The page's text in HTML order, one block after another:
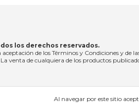
Al navegar por este sitio
los derechos reservados.
de los Términos y Condiciones y de
venta de cualquiera de los productos